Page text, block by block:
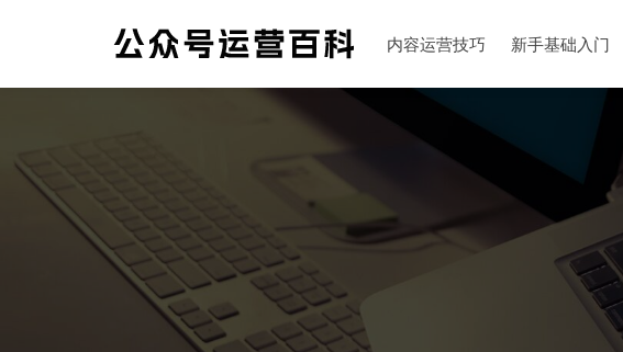
内容运营技巧 新手基础入门